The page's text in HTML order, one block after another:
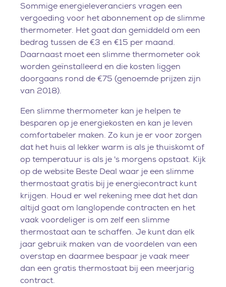
Sommige energieleveranciers vragen een
vergoeding voor het abonnement op de slimme
thermometer. Het gaat dan gemiddeld om een
bedrag tussen de €3 en €15 per maand.
Daarnaast moet een slimme thermometer ook
worden geïnstalleerd en die kosten liggen
doorgaans rond de €75 (genoemde prijzen zijn
van 2018).
Een slimme thermometer kan je helpen te
besparen op je energiekosten en kan je leven
comfortabeler maken. Zo kun je er voor zorgen
dat het huis al lekker warm is als je thuiskomt of
op temperatuur is als je 's morgens opstaat. Kijk
op de website Beste Deal waar je een slimme
thermostaat gratis bij je energiecontract kunt
krijgen. Houd er wel rekening mee dat het dan
altijd gaat om langlopende contracten en het
vaak voordeliger is om zelf een slimme
thermostaat aan te schaffen. Je kunt dan elk
jaar gebruik maken van de voordelen van een
overstap en daarmee bespaar je vaak meer
dan een gratis thermostaat bij een meerjarig
contract.